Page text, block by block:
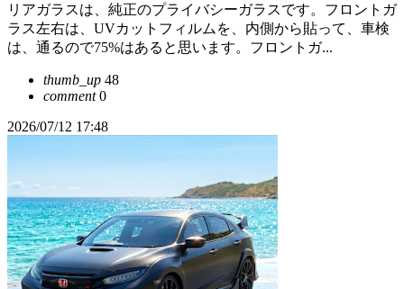
リアガラスは、純正のプライバシーガラスです。フロントガ
ラス左右は、UVカットフィルムを、内側から貼って、車検
は、通るので75%はあると思います。フロントガ...
thumb_up 48
comment0
2026/07/12 17:48